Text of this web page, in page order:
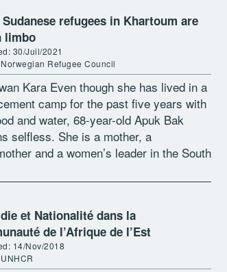
refugees in Khartoum are
limbo
30/Juil/2021
Refugee Council
Kara Even though she has lived in a
camp for the past five years with
and water, 68-year-old Apuk Bak
selfless. She is a mother, a
and a women’s leader in the South
et Nationalité dans la
de l’Afrique de l’Est
14/Nov/2018